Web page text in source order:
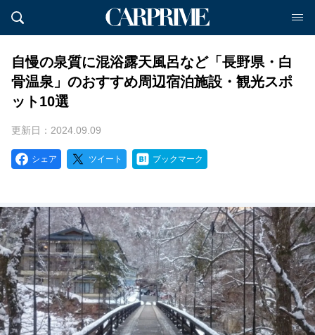
自慢の泉質に混浴露天風呂など「長野県・白
骨温泉」のおすすめ周辺宿泊施設・観光スポ
ット10選
更新日：2024.09.09
シェア ツイート ブックマーク